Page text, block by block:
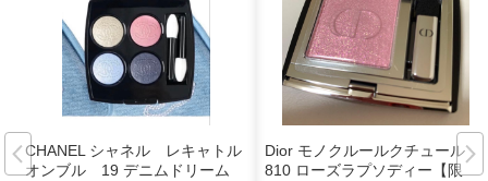
CHANEL シャネル レキャトル
オンブル 19 デニムドリーム
Dior モノクルールクチュール
810 ローズラプソディー【限